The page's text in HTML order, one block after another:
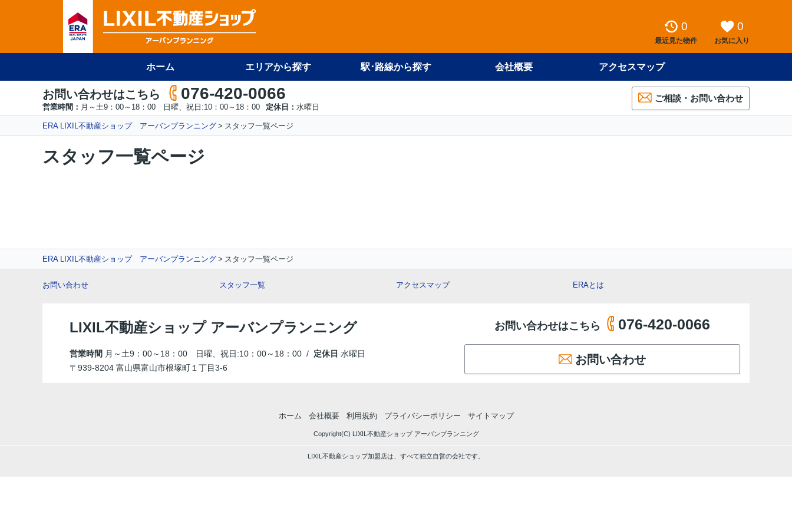
0
最近見た物件
0
お気に入り
ホーム エリアから探す 駅･路線から探す 会社概要 アクセスマップ
お問い合わせはこちら 076-420-0066
営業時間： 月～土9：00～18：00 日曜、祝日:10：00～18：00 定休日： 水曜日
ご相談・お問い合わせ
ERA LIXIL不動産ショップ アーバンプランニング スタッフ一覧ページ
スタッフ一覧ページ
ERA LIXIL不動産ショップ アーバンプランニング スタッフ一覧ページ
お問い合わせ スタッフ一覧 アクセスマップ ERAとは
LIXIL不動産ショップ アーバンプランニング
営業時間 月～土9：00～18：00 日曜、祝日:10：00～18：00 / 定休日 水曜日
〒939-8204 富山県富山市根塚町１丁目3-6
お問い合わせはこちら 076-420-0066
お問い合わせ
ホーム 会社概要 利用規約 プライバシーポリシー サイトマップ
Copyright(C) LIXIL不動産ショップ アーバンプランニング
LIXIL不動産ショップ加盟店は、すべて独立自営の会社です。